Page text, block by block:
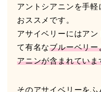
アントシアニンを手軽
おススメです。
アサイベリーにはア
て有名なブルーベリ
アニンが含まれていま
そのアサイベリーを